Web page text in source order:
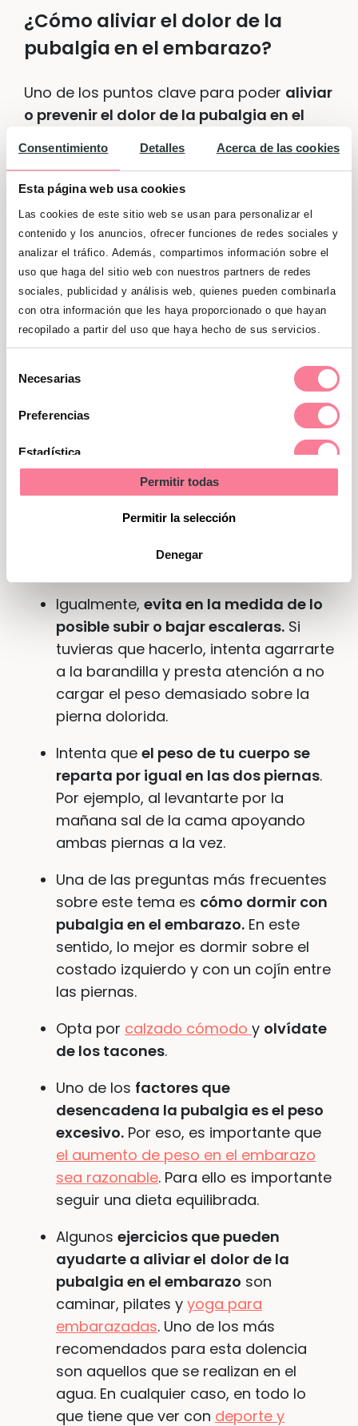
Consentimiento Detalles Acerca de las cookies
Esta página web usa cookies
Las cookies de este sitio web se usan para personalizar el
contenido y los anuncios, ofrecer funciones de redes sociales y
analizar el tráfico. Además, compartimos información sobre el
uso que haga del sitio web con nuestros partners de redes
sociales, publicidad y análisis web, quienes pueden combinarla
con otra información que les haya proporcionado o que hayan
recopilado a partir del uso que haya hecho de sus servicios.
Necesarias
Preferencias
Estadística
Permitir todas
Permitir la selección
Denegar
¿Cómo aliviar el dolor de la
pubalgia en el embarazo?
Uno de los puntos clave para poder aliviar
o prevenir el dolor de la pubalgia en el
higiene postural. Pero además, el ejercicio,
una dieta equilibrada y acudir a un
de gran ayuda si se sufre esta dolencia.
Evitaestar demasiado tiempo de pie
En el caso de que estés sentada,
acuérdate de mantener la espalda
recta,
no pases mucho tiempo en la
y levántate y camina
cada cierto tiempo.
Como hemos visto, con las hormonas
las articulaciones se vuelven más
flexibles, por lo que, para evitar
dolores y posibles lesiones,
Igualmente, evita en la medida de lo
posible subir o bajar escaleras. Si
tuvieras que hacerlo, intenta agarrarte
a la barandilla y presta atención a no
cargar el peso demasiado sobre la
pierna dolorida.
Intenta que el peso de tu cuerpo se
reparta por igual en las dos piernas.
Por ejemplo, al levantarte por la
mañana sal de la cama apoyando
ambas piernas a la vez.
Una de las preguntas más frecuentes
sobre este tema es cómo dormir con
pubalgia en el embarazo. En este
sentido, lo mejor es dormir sobre el
costado izquierdo y con un cojín entre
las piernas.
Opta por calzado cómodo y olvídate
de los tacones.
Uno de los factores que
desencadena la pubalgia es el peso
excesivo. Por eso, es importante que
el aumento de peso en el embarazo
sea razonable. Para ello es importante
seguir una dieta equilibrada.
Algunos ejercicios que pueden
ayudarte a aliviar el dolor de la
pubalgia en el embarazo son
caminar, pilates y yoga para
embarazadas. Uno de los más
recomendados para esta dolencia
son aquellos que se realizan en el
agua. En cualquier caso, en todo lo
que tiene que ver con deporte y